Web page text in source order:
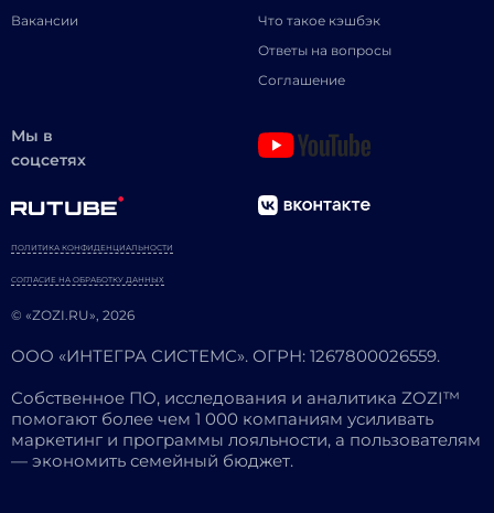
Вакансии
Что такое кэшбэк
Ответы на вопросы
Соглашение
Мы в
соцсетях
© «ZOZI.RU», 2026
ПОЛИТИКА КОНФИДЕНЦИАЛЬНОСТИ
СОГЛАСИЕ НА ОБРАБОТКУ ДАННЫХ
ООО «ИНТЕГРА СИСТЕМС». ОГРН: 1267800026559.
Собственное ПО, исследования и аналитика ZOZI™
помогают более чем 1 000 компаниям усиливать
маркетинг и программы лояльности, а пользователям
— экономить семейный бюджет.